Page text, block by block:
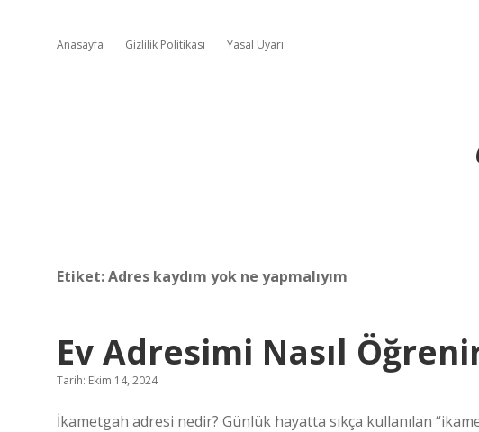
Anasayfa Gizlilik Politikası Yasal Uyarı
Etiket:Adres kaydım yok ne yapmalıyım
Ev Adresimi Nasıl
Tarih: Ekim 14, 2024
İkametgah adresi nedir? Günlük hayatta sıkça kullanılan